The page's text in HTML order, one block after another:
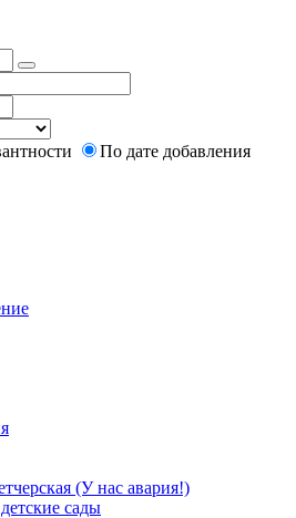
По дате добавления
(У нас авария!)
сады